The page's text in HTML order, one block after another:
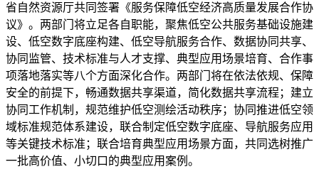
省自然资源厅共同签署《服务保障低空经济高质量发展合作协
议》。两部门将立足各自职能，聚焦低空公共服务基础设施建
设、低空数字底座构建、低空导航服务合作、数据协同共享、
协同监管、技术标准与人才支撑、典型应用场景培育、合作事
项落地落实等八个方面深化合作。两部门将在依法依规、保障
安全的前提下，畅通数据共享渠道，简化数据共享流程；建立
协同工作机制，规范维护低空测绘活动秩序；协同推进低空领
域标准规范体系建设，联合制定低空数字底座、导航服务应用
等关键技术标准；联合培育典型应用场景方面，共同选树推广
一批高价值、小切口的典型应用案例。